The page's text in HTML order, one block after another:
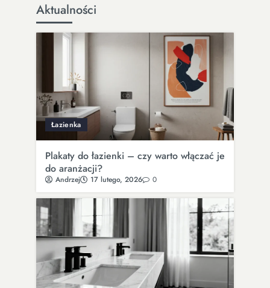
Aktualności
Łazienka
Plakaty do łazienki – czy warto włączać je
do aranżacji?
Andrzej 17 lutego, 2026 0